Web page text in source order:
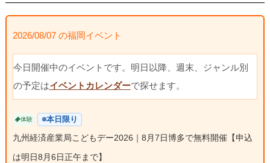
2026/08/07 の福岡イベント
今日開催中のイベントです。明日以降、週末、ジャンル別
の予定はイベントカレンダーで探せます。
体験 本日限り
九州経済産業局こどもデー2026｜8月7日博多で無料開催【申込
は明日8月6日正午まで】